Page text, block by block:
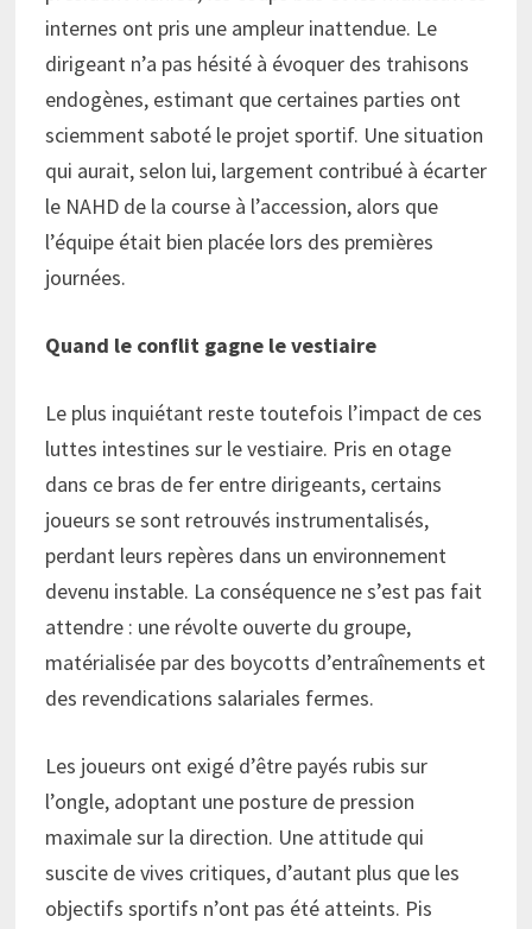
internes ont pris une ampleur inattendue. Le
dirigeant n’a pas hésité à évoquer des trahisons
endogènes, estimant que certaines parties ont
sciemment saboté le projet sportif. Une situation
qui aurait, selon lui, largement contribué à écarter
le NAHD de la course à l’accession, alors que
l’équipe était bien placée lors des premières
journées.
Quand le conflit gagne le vestiaire
Le plus inquiétant reste toutefois l’impact de ces
luttes intestines sur le vestiaire. Pris en otage
dans ce bras de fer entre dirigeants, certains
joueurs se sont retrouvés instrumentalisés,
perdant leurs repères dans un environnement
devenu instable. La conséquence ne s’est pas fait
attendre : une révolte ouverte du groupe,
matérialisée par des boycotts d’entraînements et
des revendications salariales fermes.
Les joueurs ont exigé d’être payés rubis sur
l’ongle, adoptant une posture de pression
maximale sur la direction. Une attitude qui
suscite de vives critiques, d’autant plus que les
objectifs sportifs n’ont pas été atteints. Pis